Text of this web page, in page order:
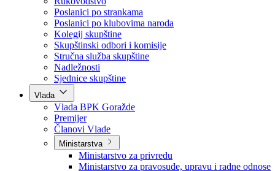
Skupština
Skupština BPK Goražde
Rukovodstvo
Poslanici po strankama
Poslanici po klubovima naroda
Kolegij skupštine
Skupštinski odbori i komisije
Stručna služba skupštine
Nadležnosti
Sjednice skupštine
Vlada
Vlada BPK Goražde
Premijer
Članovi Vlade